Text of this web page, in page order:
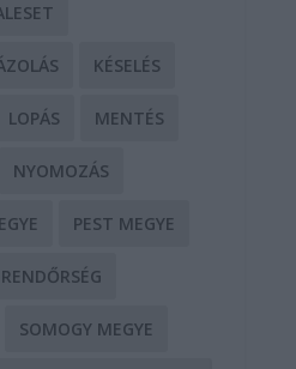
KÉSELÉS
LOPÁS MENTÉS
NYOMOZÁS
PEST MEGYE
RENDŐRSÉG
SOMOGY MEGYE